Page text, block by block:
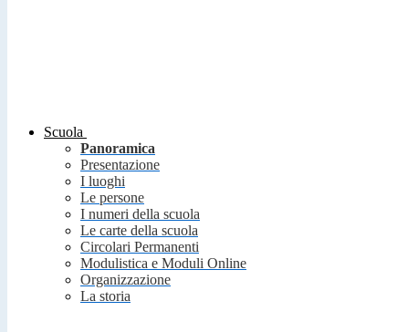
Scuola
Panoramica
Presentazione
I luoghi
Le persone
I numeri della scuola
Le carte della scuola
Circolari Permanenti
Modulistica e Moduli Online
Organizzazione
La storia